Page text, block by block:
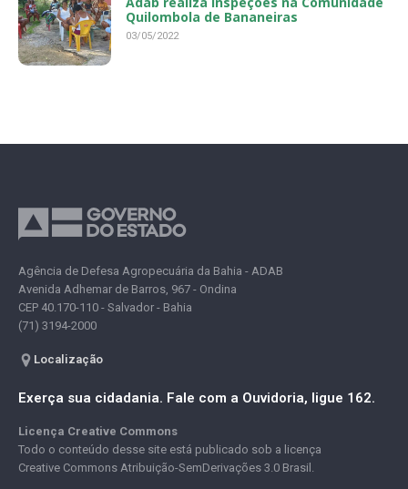
Quilombola de Bananeiras
03/05/2022
Agência de Defesa Agropecuária da Bahia - ADAB
Avenida Adhemar de Barros, 967 - Ondina
CEP 40.170-110 - Salvador - Bahia
(71) 3194-2000
Localização
Exerça sua cidadania. Fale com a Ouvidoria, ligue 162.
Licença Creative Commons
Todo o conteúdo desse site está publicado sob a licença
Creative Commons Atribuição-SemDerivações 3.0 Brasil.